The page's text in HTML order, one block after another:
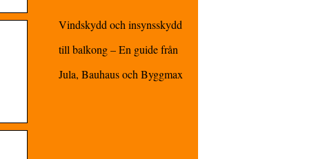
Vindskydd och insynsskydd
till balkong – En guide från
Jula, Bauhaus och Byggmax